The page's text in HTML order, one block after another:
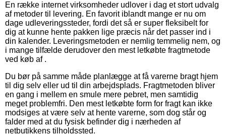
En række internet virksomheder udlover i dag et stort udvalg
af metoder til levering. En favorit iblandt mange er nu om
dage udleveringssteder, fordi det så er super fleksibelt for
dig at kunne hente pakken lige præcis når det passer ind i
din kalender. Leveringsmetoden er nemlig temmelig nem, og
i mange tilfælde derudover den mest letkøbte fragtmetode
ved køb af .
Du bør på samme måde planlægge at få varerne bragt hjem
til dig selv eller ud til din arbejdsplads. Fragtmetoden bliver
en gang i mellem en smule mere pebret, men samtidig
meget problemfri. Den mest letkøbte form for fragt kan ikke
modsiges at være selv at hente varerne, som dog står og
falder med at du fysisk befinder dig i nærheden af
netbutikkens tilholdssted.